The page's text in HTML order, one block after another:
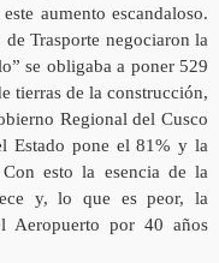
aumento escandaloso.
Trasporte negociaron la
se obligaba a poner 529
tierras de la construcción,
Regional del Cusco
Estado pone el 81% y la
esto la esencia de la
y, lo que es peor, la
Aeropuerto por 40 años